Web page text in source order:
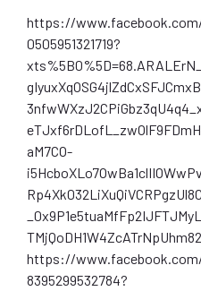
https://
0505951321719?
aM7CO-
https://
8395299532784?